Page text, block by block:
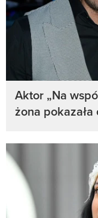
Aktor „Na
żona